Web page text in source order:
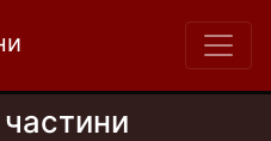
частини